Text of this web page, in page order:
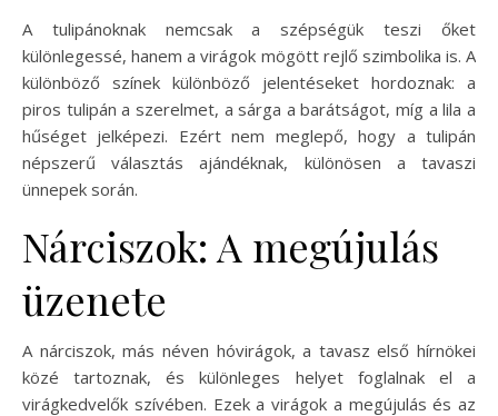
A tulipánoknak nemcsak a szépségük teszi őket
különlegessé, hanem a virágok mögött rejlő szimbolika is. A
különböző színek különböző jelentéseket hordoznak: a
piros tulipán a szerelmet, a sárga a barátságot, míg a lila a
hűséget jelképezi. Ezért nem meglepő, hogy a tulipán
népszerű választás ajándéknak, különösen a tavaszi
ünnepek során.
Nárciszok: A megújulás
üzenete
A nárciszok, más néven hóvirágok, a tavasz első hírnökei
közé tartoznak, és különleges helyet foglalnak el a
virágkedvelők szívében. Ezek a virágok a megújulás és az